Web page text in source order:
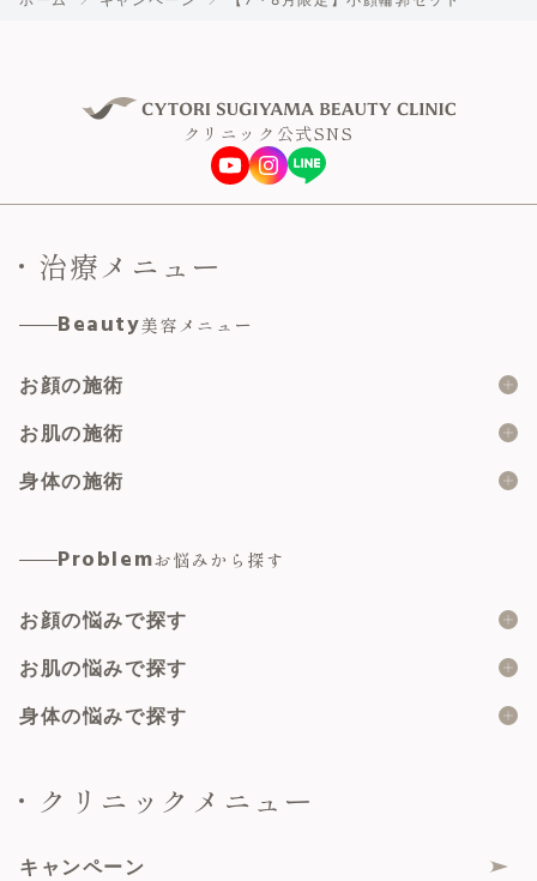
クリニック公式SNS
治療メニュー
Beauty美容メニュー
お顔の施術
糸リフト
ショッピングスレッド
顔の脂肪吸引
脂肪注入
二重埋没
サブスクプラン
お肌の施術
ボツリヌス製剤
マイクロボトックス
肌育注射
ピーリング
メソナJ
ハイフ
身体の施術
副皮切除術
陰核包皮術
大陰唇縮小術
美容婦人科総合
膣ハイフ（HIFU）
Problemお悩みから探す
お顔の悩みで探す
二重の形
目の上のたるみ
鼻の高さ・形
お肌の悩みで探す
ニキビ
肌再生
フェイスライン
身体の悩みで探す
女性器の色・黒ずみ
女性器のすれや痛み
クリニックメニュー
キャンペーン